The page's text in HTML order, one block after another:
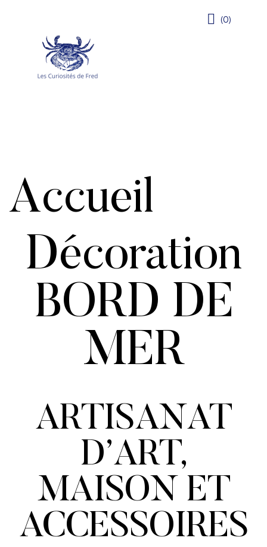
(0)
Accueil
Décoration
BORD DE
MER
ARTISANAT
D’ART,
MAISON ET
ACCESSOIRES